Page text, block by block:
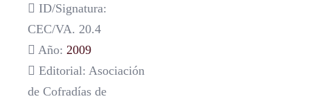
ID/Signatura:
CEC/VA. 20.4
Año: 2009
Editorial: Asociación
de Cofradías de